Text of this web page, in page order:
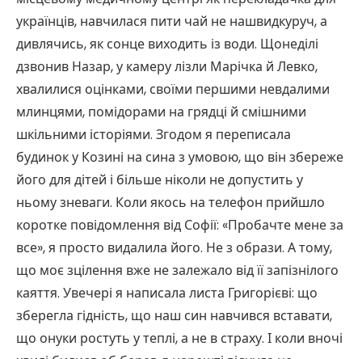
українців, навчилася пити чай не нашвидкуруч, а
дивлячись, як сонце виходить із води. Щонеділі
дзвонив Назар, у камеру лізли Марічка й Левко,
хвалилися оцінками, своїми першими невдалими
млинцями, помідорами на грядці й смішними
шкільними історіями. Згодом я переписала
будинок у Козині на сина з умовою, що він збереже
його для дітей і більше ніколи не допустить у
ньому зневаги. Коли якось на телефон прийшло
коротке повідомлення від Софії: «Пробачте мене за
все», я просто видалила його. Не з образи. А тому,
що моє зцілення вже не залежало від її запізнілого
каяття. Увечері я написала листа Григорієві: що
зберегла гідність, що наш син навчився вставати,
що онуки ростуть у теплі, а не в страху. І коли вночі